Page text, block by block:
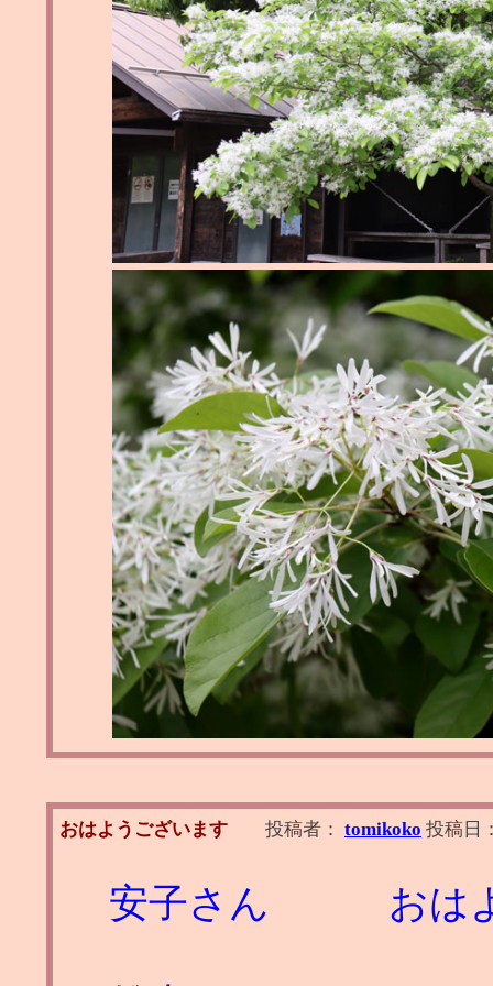
おはようございます 投稿者： tomikoko 投稿日
安子さん おはよ